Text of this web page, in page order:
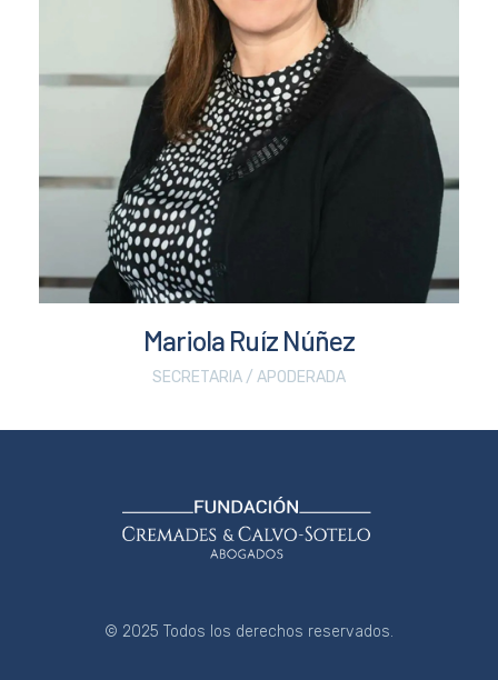
Mariola Ruíz Núñez
SECRETARIA / APODERADA
© 2025 Todos los derechos reservados.